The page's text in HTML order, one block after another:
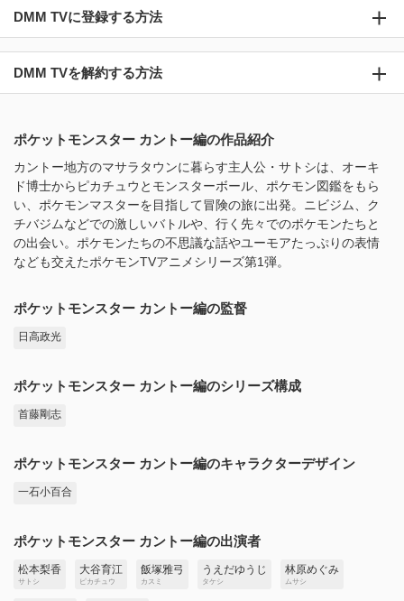
DMM TVに登録する方法
DMM TVを解約する方法
ポケットモンスター カントー編の作品紹介
カントー地方のマサラタウンに暮らす主人公・サトシは、オーキ
ド博士からピカチュウとモンスターボール、ポケモン図鑑をもら
い、ポケモンマスターを目指して冒険の旅に出発。ニビジム、ク
チバジムなどでの激しいバトルや、行く先々でのポケモンたちと
の出会い。ポケモンたちの不思議な話やユーモアたっぷりの表情
なども交えたポケモンTVアニメシリーズ第1弾。
ポケットモンスター カントー編の監督
日高政光
ポケットモンスター カントー編のシリーズ構成
首藤剛志
ポケットモンスター カントー編のキャラクターデザイン
一石小百合
ポケットモンスター カントー編の出演者
松本梨香
サトシ
大谷育江
ピカチュウ
飯塚雅弓
カスミ
うえだゆうじ
タケシ
林原めぐみ
ムサシ